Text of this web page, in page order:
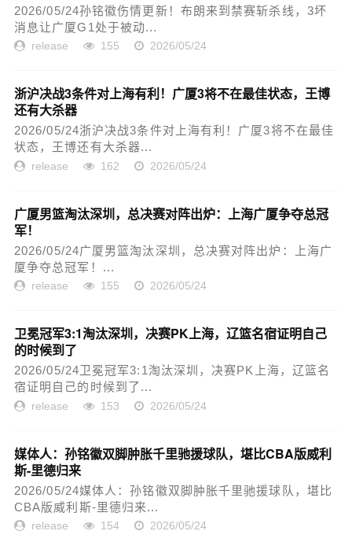
2026/05/24孙铭徽伤情更新！布朗来到禁赛斩杀线，3坏
消息让广厦G1处于被动...
release 155 2026/05/24
浙沪决战3条件对上海有利！广厦3将不在最佳状态，王博
还有大杀器
2026/05/24浙沪决战3条件对上海有利！广厦3将不在最佳
状态，王博还有大杀器...
release 162 2026/05/24
广厦男篮淘汰深圳，总决赛对阵出炉：上海广厦争夺总冠
军！
2026/05/24广厦男篮淘汰深圳，总决赛对阵出炉：上海广
厦争夺总冠军！...
release 155 2026/05/24
卫冕冠军3:1淘汰深圳，决赛PK上海，辽篮名宿证明自己
的时候到了
2026/05/24卫冕冠军3:1淘汰深圳，决赛PK上海，辽篮名
宿证明自己的时候到了...
release 153 2026/05/24
媒体人：孙铭徽双脚肿胀千里驰援球队，堪比CBA版威利
斯-里德归来
2026/05/24媒体人：孙铭徽双脚肿胀千里驰援球队，堪比
CBA版威利斯-里德归来...
release 154 2026/05/24